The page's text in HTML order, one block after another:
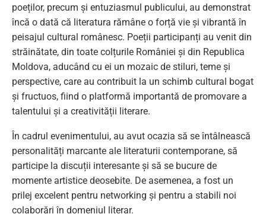
poeților, precum și entuziasmul publicului, au demonstrat
încă o dată că literatura rămâne o forță vie și vibrantă în
peisajul cultural românesc. Poeții participanți au venit din
străinătate, din toate colțurile României și din Republica
Moldova, aducând cu ei un mozaic de stiluri, teme și
perspective, care au contribuit la un schimb cultural bogat
și fructuos, fiind o platformă importantă de promovare a
talentului și a creativității literare.
În cadrul evenimentului, au avut ocazia să se întâlnească
personalități marcante ale literaturii contemporane, să
participe la discuții interesante și să se bucure de
momente artistice deosebite. De asemenea, a fost un
prilej excelent pentru networking și pentru a stabili noi
colaborări în domeniul literar.